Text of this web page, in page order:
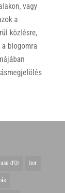
vagy
a
közlésre,
blogomra
d'Or bor